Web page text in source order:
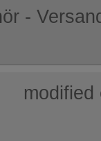
-
mod ified